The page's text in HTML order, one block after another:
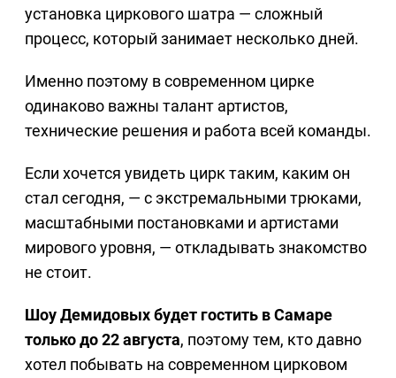
установка циркового шатра — сложный
процесс, который занимает несколько дней.
Именно поэтому в современном цирке
одинаково важны талант артистов,
технические решения и работа всей команды.
Если хочется увидеть цирк таким, каким он
стал сегодня, — с экстремальными трюками,
масштабными постановками и артистами
мирового уровня, — откладывать знакомство
не стоит.
Шоу Демидовых будет гостить в Самаре
только до 22 августа, поэтому тем, кто давно
хотел побывать на современном цирковом